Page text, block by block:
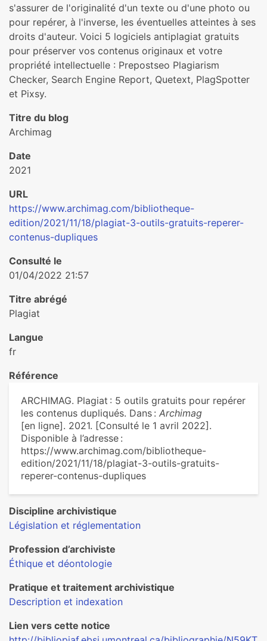
s'assurer de l'originalité d'un texte ou d'une photo ou
pour repérer, à l'inverse, les éventuelles atteintes à ses
droits d'auteur. Voici 5 logiciels antiplagiat gratuits
pour préserver vos contenus originaux et votre
propriété intellectuelle : Prepostseo Plagiarism
Checker, Search Engine Report, Quetext, PlagSpotter
et Pixsy.
Titre du blog
Archimag
Date
2021
URL
https://www.archimag.com/bibliotheque-
edition/2021/11/18/plagiat-3-outils-gratuits-reperer-
contenus-dupliques
Consulté le
01/04/2022 21:57
Titre abrégé
Plagiat
Langue
fr
Référence
ARCHIMAG. Plagiat : 5 outils gratuits pour repérer
les contenus dupliqués. Dans : Archimag
[en ligne]. 2021. [Consulté le 1 avril 2022].
Disponible à l’adresse :
https://www.archimag.com/bibliotheque-
edition/2021/11/18/plagiat-3-outils-gratuits-
reperer-contenus-dupliques
Discipline archivistique
Législation et réglementation
Profession d’archiviste
Éthique et déontologie
Pratique et traitement archivistique
Description et indexation
Lien vers cette notice